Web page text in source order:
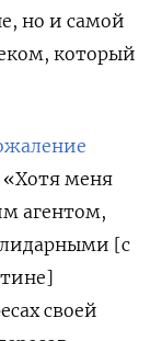
но и самой
который
меня
агентом,
[с
своей